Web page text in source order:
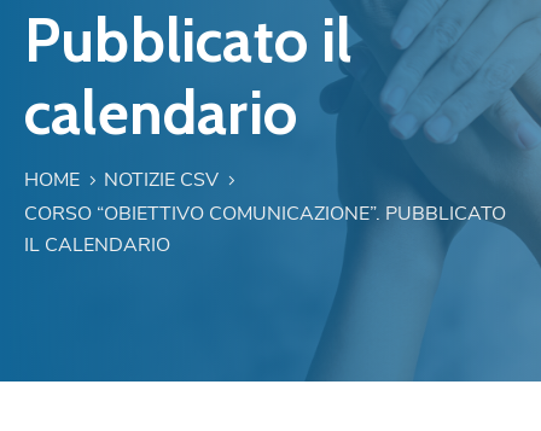
Pubblicato il
calendario
HOME
NOTIZIE CSV
CORSO “OBIETTIVO COMUNICAZIONE”. PUBBLICATO
IL CALENDARIO